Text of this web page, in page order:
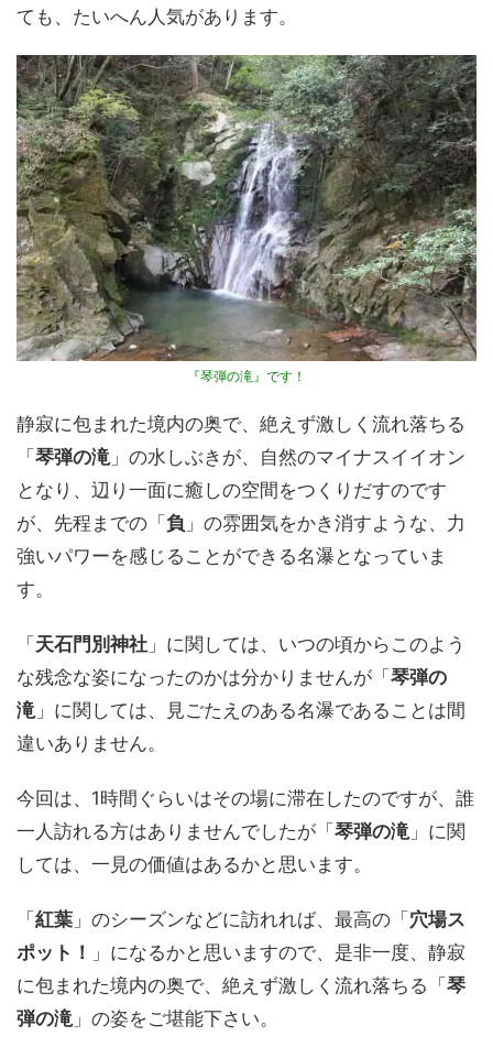
ても、たいへん人気があります。
『琴弾の滝』です！
静寂に包まれた境内の奥で、絶えず激しく流れ落ちる
「 琴弾の滝」の水しぶきが、自然のマイナスイイオン
となり、辺り一面に癒しの空間をつくりだすのです
が、先程までの「 負 」の雰囲気をかき消すような、力
強いパワーを感じることができる名瀑となっていま
す。
「 天石門別神社 」に関しては、いつの頃からこのよう
な残念な姿になったのかは分かりませんが「 琴弾の
滝」に関しては、見ごたえのある名瀑であることは間
違いありません。
今回は、1時間ぐらいはその場に滞在したのですが、誰
一人訪れる方はありませんでしたが「 琴弾の滝」に関
しては、一見の価値はあるかと思います。
「 紅葉 」のシーズンなどに訪れれば、最高の「 穴場ス
ポット！
」になるかと思いますので、是非一度、静寂
に包まれた境内の奥で、絶えず激しく流れ落ちる「 琴
弾の滝」の姿をご堪能下さい。